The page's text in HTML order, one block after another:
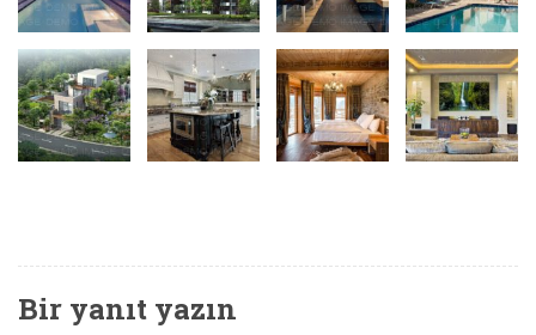
Bir yanıt yazın